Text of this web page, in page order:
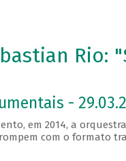
Rio:
-
em 2014, a
com o formato